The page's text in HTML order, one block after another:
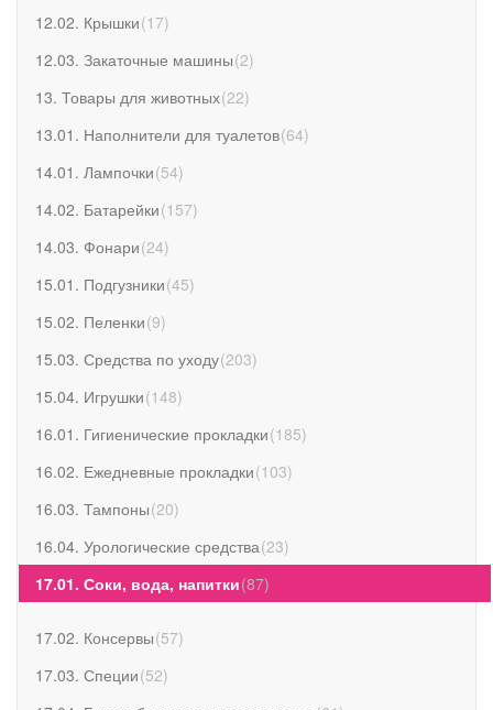
12.02. Крышки(17)
12.03. Закаточные машины(2)
13. Товары для животных(22)
13.01. Наполнители для туалетов(64)
14.01. Лампочки(54)
14.02. Батарейки(157)
14.03. Фонари(24)
15.01. Подгузники(45)
15.02. Пеленки(9)
15.03. Средства по уходу(203)
15.04. Игрушки(148)
16.01. Гигиенические прокладки(185)
16.02. Ежедневные прокладки(103)
16.03. Тампоны(20)
16.04. Урологические средства(23)
17.01. Соки, вода, напитки(87)
17.02. Консервы(57)
17.03. Специи(52)